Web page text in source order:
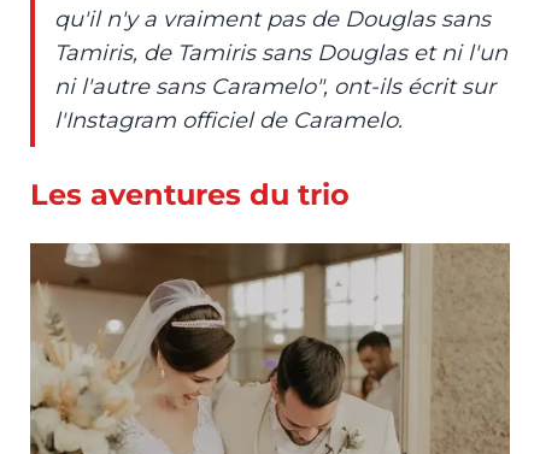
qu'il n'y a vraiment pas de Douglas sans
Tamiris, de Tamiris sans Douglas et ni l'un
ni l'autre sans Caramelo", ont-ils écrit sur
l'Instagram officiel de Caramelo.
Les aventures du trio